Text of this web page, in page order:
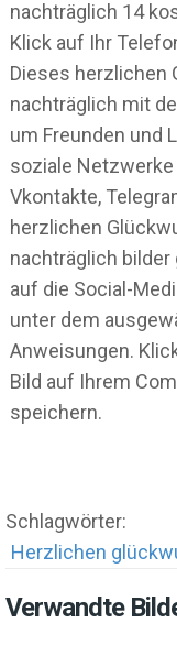
nachträglich 14
Klick auf Ihr
Dieses herzlichen
nachträglich mit
um Freunden und
soziale Netzwerke
Vkontakte,
herzlichen
nachträglich bilder
auf die Social-
unter dem
Anweisungen.
Bild auf Ihrem
speichern.
Schlagwörter:
Herzlichen
Verwandte